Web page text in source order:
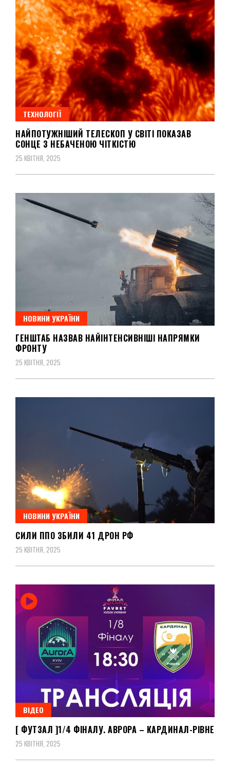
ТЕХНОЛОГІЇ
НАЙПОТУЖНІШИЙ ТЕЛЕСКОП У СВІТІ ПОКАЗАВ
СОНЦЕ З НЕБАЧЕНОЮ ЧІТКІСТЮ
25 КВІТНЯ, 2025
НОВИНИ УКРАЇНИ
ГЕНШТАБ НАЗВАВ НАЙІНТЕНСИВНІШІ НАПРЯМКИ
ФРОНТУ
25 КВІТНЯ, 2025
НОВИНИ УКРАЇНИ
СИЛИ ППО ЗБИЛИ 41 ДРОН РФ
25 КВІТНЯ, 2025
ВІДЕО
[ ФУТЗАЛ ]1/4 ФІНАЛУ. АВРОРА – КАРДИНАЛ-РІВНЕ
25 КВІТНЯ, 2025